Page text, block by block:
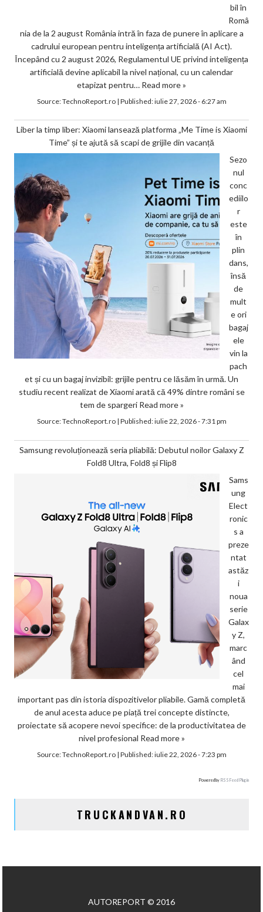
bil în
Româ
nia de la 2 august România intră în faza de punere în aplicare a
cadrului european pentru inteligența artificială (AI Act).
Începând cu 2 august 2026, Regulamentul UE privind inteligența
artificială devine aplicabil la nivel național, cu un calendar
etapizat pentru… Read more »
Source:TechnoReport.ro| Published:iulie 27, 2026 - 6:27 am
Liber la timp liber: Xiaomi lansează platforma „Me Time is Xiaomi
Time” și te ajută să scapi de grijile din vacanță
Sezo
nul
conc
ediilo
r
este
în
plin
dans,
însă
de
mult
e ori
bagaj
ele
vin la
pach
et și cu un bagaj invizibil: grijile pentru ce lăsăm în urmă. Un
studiu recent realizat de Xiaomi arată că 49% dintre români se
tem de spargeri Read more »
Source:TechnoReport.ro| Published:iulie 22, 2026 - 7:31 pm
Samsung revoluționează seria pliabilă: Debutul noilor Galaxy Z
Fold8 Ultra, Fold8 și Flip8
Sams
ung
Elect
ronic
s a
preze
ntat
astăz
i
noua
serie
Galax
y Z,
marc
ând
cel
mai
important pas din istoria dispozitivelor pliabile. Gamă completă
de anul acesta aduce pe piață trei concepte distincte,
proiectate să acopere nevoi specifice: de la productivitatea de
nivel profesional Read more »
Source:TechnoReport.ro| Published:iulie 22, 2026 - 7:23 pm
Powered by RSS Feed Plugin
TRUCKANDVAN.RO
AUTOREPORT © 2016